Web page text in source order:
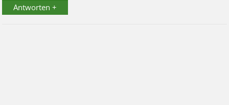
Antworten +